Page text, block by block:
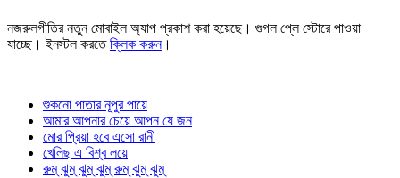
নজরুলগীতির নতুন মোবাইল অ্যাপ প্রকাশ করা হয়েছে। গুগল প্লে স্টোরে পাওয়া
যাচ্ছে। ইনস্টল করতেক্লিক করুন।
শুকনো পাতার নূপুর পায়ে
আমার আপনার চেয়ে আপন যে জন
মোর প্রিয়া হবে এসো রানী
খেলিছ এ বিশ্ব লয়ে
রুম্ ঝুম্ ঝুম্ ঝুম্ রুম্ ঝুম্ ঝুম্